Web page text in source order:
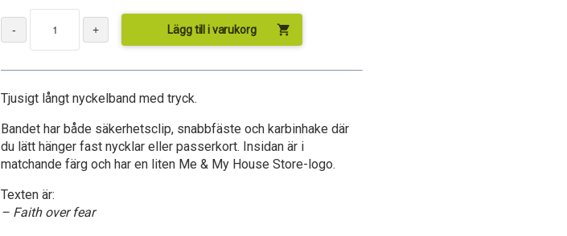
Lägg till i varukorg shopping_cart
Tjusigt långt nyckelband med tryck.
Bandet har både säkerhetsclip, snabbfäste och karbinhake där
du lätt hänger fast nycklar eller passerkort. Insidan är i
matchande färg och har en liten Me & My House Store-logo.
Texten är:
– Faith over fear